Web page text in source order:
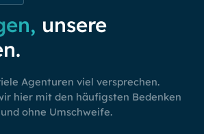
unsere
Agenturen viel versprechen.
hier mit den häufigsten Bedenken
ohne Umschweife.